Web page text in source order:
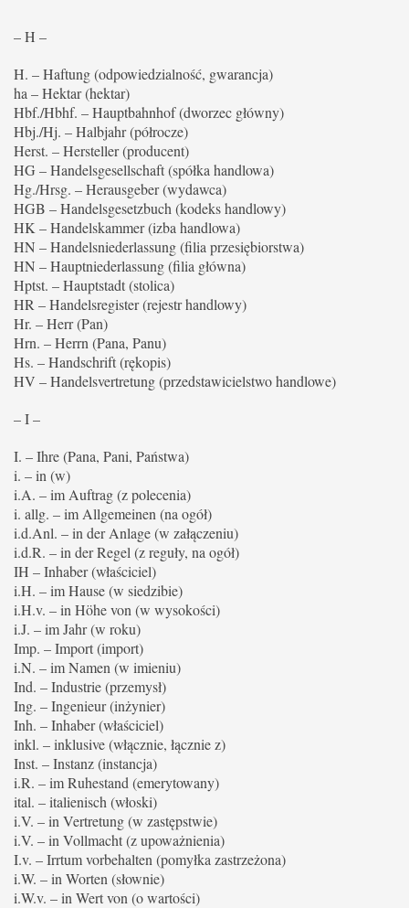
– H –
H. – Haftung (odpowiedzialność, gwarancja)
ha – Hektar (hektar)
Hbf./Hbhf. – Hauptbahnhof (dworzec główny)
Hbj./Hj. – Halbjahr (półrocze)
Herst. – Hersteller (producent)
HG – Handelsgesellschaft (spółka handlowa)
Hg./Hrsg. – Herausgeber (wydawca)
HGB – Handelsgesetzbuch (kodeks handlowy)
HK – Handelskammer (izba handlowa)
HN – Handelsniederlassung (filia przesiębiorstwa)
HN – Hauptniederlassung (filia główna)
Hptst. – Hauptstadt (stolica)
HR – Handelsregister (rejestr handlowy)
Hr. – Herr (Pan)
Hrn. – Herrn (Pana, Panu)
Hs. – Handschrift (rękopis)
HV – Handelsvertretung (przedstawicielstwo handlowe)
– I –
I. – Ihre (Pana, Pani, Państwa)
i. – in (w)
i.A. – im Auftrag (z polecenia)
i. allg. – im Allgemeinen (na ogół)
i.d.Anl. – in der Anlage (w załączeniu)
i.d.R. – in der Regel (z reguły, na ogół)
IH – Inhaber (właściciel)
i.H. – im Hause (w siedzibie)
i.H.v. – in Höhe von (w wysokości)
i.J. – im Jahr (w roku)
Imp. – Import (import)
i.N. – im Namen (w imieniu)
Ind. – Industrie (przemysł)
Ing. – Ingenieur (inżynier)
Inh. – Inhaber (właściciel)
inkl. – inklusive (włącznie, łącznie z)
Inst. – Instanz (instancja)
i.R. – im Ruhestand (emerytowany)
ital. – italienisch (włoski)
i.V. – in Vertretung (w zastępstwie)
i.V. – in Vollmacht (z upoważnienia)
I.v. – Irrtum vorbehalten (pomyłka zastrzeżona)
i.W. – in Worten (słownie)
i.W.v. – in Wert von (o wartości)